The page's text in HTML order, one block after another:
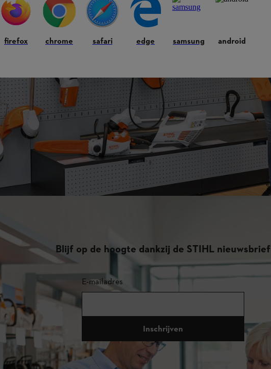
Blijf op de hoogte dankzij de STIHL nieuwsbrief
E-mailadres
Inschrijven
firefox chrome safari edge samsung android